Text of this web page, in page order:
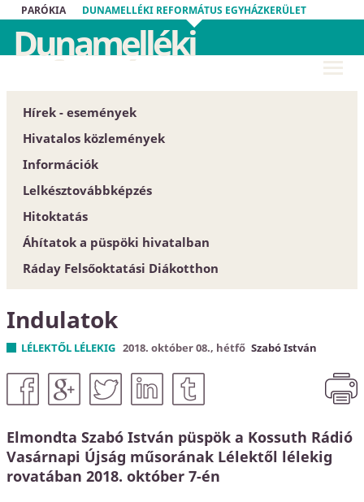
PARÓKIA DUNAMELLÉKI REFORMÁTUS EGYHÁZKERÜLET
Dunamelléki
Református
Egyházkerület
Hírek - események
Hivatalos közlemények
Püspöki Hivatal
Közgyűlés
Zárt tartalom
Szabályrendeletek
Űrlapok
Dunamellék története
Közlöny
EGYH-KCP projektbeszámoló
Közbeszerzés
KEHOP
Információk
Egyházközségek
Esperesi Hivatalok
Püspöki Hivatal
Elnökség és szervezet
Konferencia-központ
Címtár
Lelkésztovábbképzés
Hitoktatás
Hitoktatót keresünk
Hitoktató állást keres
Áhítatok a püspöki hivatalban
Ráday Felsőoktatási Diákotthon
Indulatok
LÉLEKTŐL LÉLEKIG 2018. október 08., hétfő Szabó István
Elmondta Szabó István püspök a Kossuth Rádió
Vasárnapi Újság műsorának Lélektől lélekig
rovatában 2018. október 7-én